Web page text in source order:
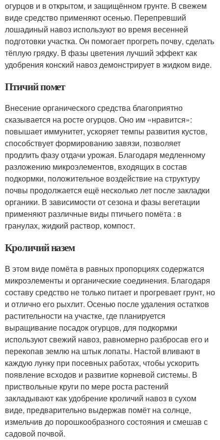
огурцов и в открытом, и защищённом грунте. В свежем
виде средство применяют осенью. Перепревший
лошадиный навоз используют во время весенней
подготовки участка. Он помогает прогреть почву, сделать
тёплую грядку. В фазы цветения лучший эффект как
удобрения конский навоз демонстрирует в жидком виде.
Птичий помет
Внесение органического средства благоприятно
сказывается на росте огурцов. Оно им «нравится»:
повышает иммунитет, ускоряет темпы развития кустов,
способствует формированию завязи, позволяет
продлить фазу отдачи урожая. Благодаря медленному
разложению микроэлементов, входящих в состав
подкормки, положительное воздействие на структуру
почвы продолжается ещё несколько лет после закладки
органики. В зависимости от сезона и фазы вегетации
применяют различные виды птичьего помёта : в
гранулах, жидкий раствор, компост.
Кроличий назем
В этом виде помёта в равных пропорциях содержатся
микроэлементы и органические соединения. Благодаря
составу средство не только питает и прогревает грунт, но
и отлично его рыхлит. Осенью после удаления остатков
растительности на участке, где планируется
выращивание посадок огурцов, для подкормки
используют свежий навоз, равномерно разбросав его и
перекопав землю на штык лопаты. Настой вливают в
каждую лунку при посевных работах, чтобы ускорить
появление всходов и развитие корневой системы. В
приствольные круги по мере роста растений
закладывают как удобрение кроличий навоз в сухом
виде, предварительно выдержав помёт на солнце,
измельчив до порошкообразного состояния и смешав с
садовой почвой.